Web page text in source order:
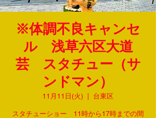
※体調不良キャンセ
ル 浅草六区大道
芸 スタチュー（サ
ンドマン）
11月11日(火) 台東区
スタチューショー 11時から17時までの間